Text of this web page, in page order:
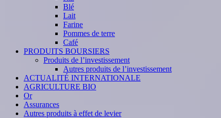
Blé
Lait
Farine
Pommes de terre
Café
PRODUITS BOURSIERS
Produits de l’investissement
Autres produits de l’investissement
ACTUALITÉ INTERNATIONALE
AGRICULTURE BIO
Or
Assurances
Autres produits à effet de levier